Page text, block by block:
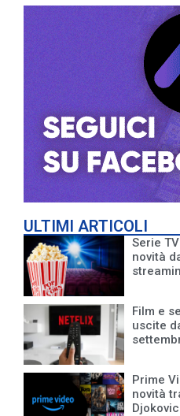
ULTIMI ARTICOLI
Serie
novità
Film e
uscite
Prime
novità